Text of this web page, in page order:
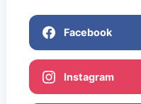
Facebook
Instagram